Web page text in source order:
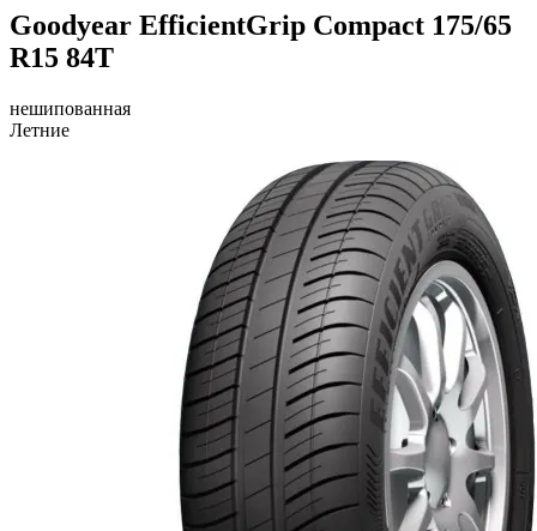
Goodyear EfficientGrip Compact 175/65
R15 84T
нешипованная
Летние